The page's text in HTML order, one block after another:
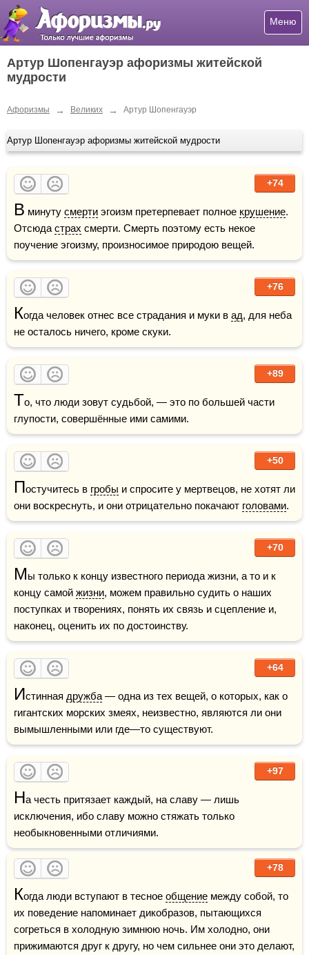
Меню
Артур Шопенгауэр афоризмы житейской
мудрости
Афоризмы → Великих → Артур Шопенгауэр
Артур Шопенгауэр афоризмы житейской мудрости
+74
В минуту смерти эгоизм претерпевает полное крушение.
Отсюда страх смерти. Смерть поэтому есть некое
поучение эгоизму, произносимое природою вещей.
+76
Когда человек отнес все страдания и муки в ад, для неба
не осталось ничего, кроме скуки.
+89
То, что люди зовут судьбой, — это по большей части
глупости, совершённые ими самими.
+50
Постучитесь в гробы и спросите у мертвецов, не хотят ли
они воскреснуть, и они отрицательно покачают головами.
+70
Мы только к концу известного периода жизни, а то и к
концу самой жизни, можем правильно судить о наших
поступках и творениях, понять их связь и сцепление и,
наконец, оценить их по достоинству.
+64
Истинная дружба — одна из тех вещей, о которых, как о
гигантских морских змеях, неизвестно, являются ли они
вымышленными или где—то существуют.
+97
На честь притязает каждый, на славу — лишь
исключения, ибо славу можно стяжать только
необыкновенными отличиями.
+78
Когда люди вступают в тесное общение между собой, то
их поведение напоминает дикобразов, пытающихся
согреться в холодную зимнюю ночь. Им холодно, они
прижимаются друг к другу, но чем сильнее они это делают,